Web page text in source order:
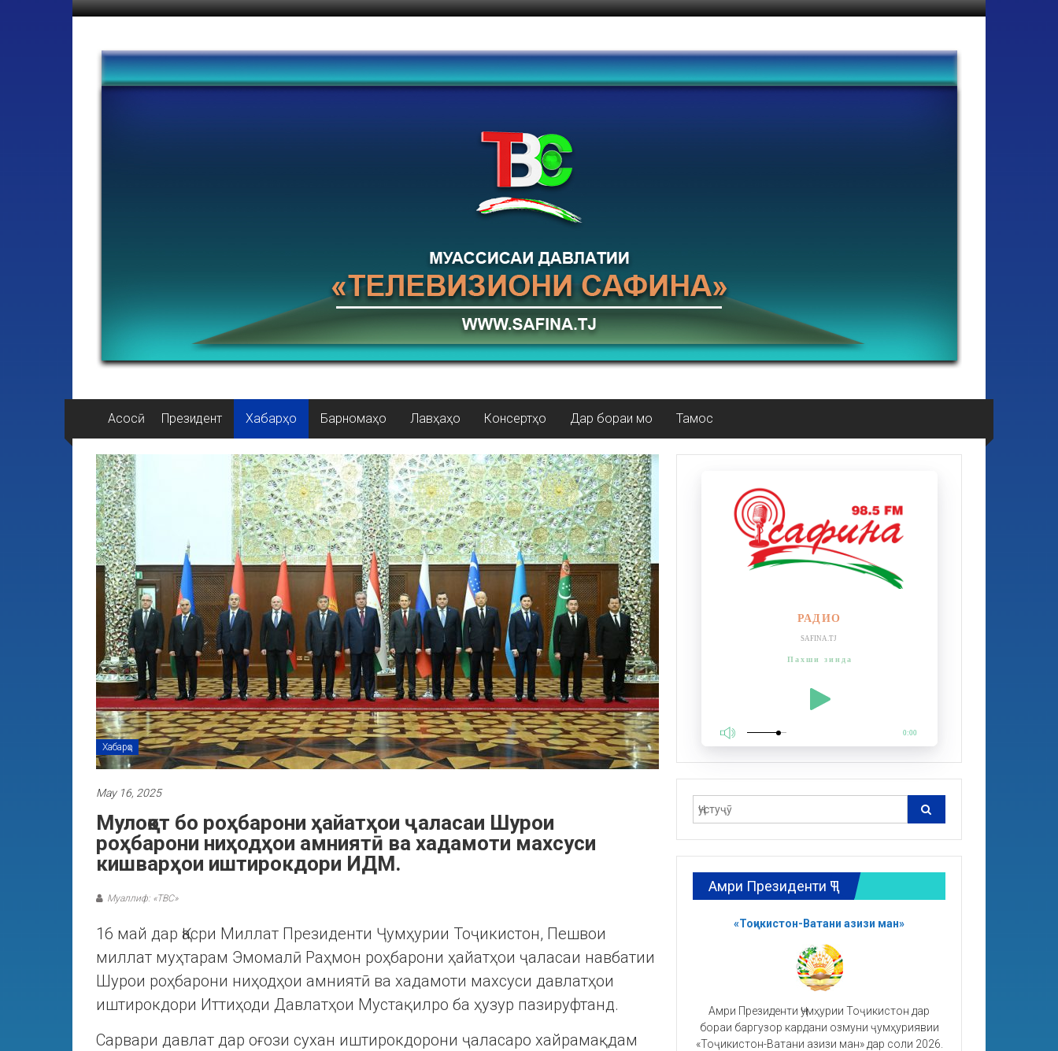
Асосӣ Президент Хабарҳо Барномаҳо Лавҳаҳо Консертҳо Дар бораи мо Тамос
Хабарҳо
May 16, 2025
Мулоқот бо роҳбарони ҳайатҳои ҷаласаи Шурои
роҳбарони ниҳодҳои амниятӣ ва хадамоти махсуси
кишварҳои иштирокдори ИДМ.
Муаллиф: «ТВС»
16 май дар Қасри Миллат Президенти Ҷумҳурии Тоҷикистон, Пешвои
миллат муҳтарам Эмомалӣ Раҳмон роҳбарони ҳайатҳои ҷаласаи навбатии
Шурои роҳбарони ниҳодҳои амниятӣ ва хадамоти махсуси давлатҳои
иштирокдори Иттиҳоди Давлатҳои Мустақилро ба ҳузур пазируфтанд.
Сарвари давлат дар оғози сухан иштирокдорони ҷаласаро хайрамақдам
РАДИО
SAFINA.TJ
Пахши зинда
0:00
Амри Президенти ҶТ
«Тоҷикистон-Ватани азизи ман»
Амри Президенти Ҷумҳурии Тоҷикистон дар
бораи баргузор кардани озмуни ҷумҳуриявии
«Тоҷикистон-Ватани азизи ман» дар соли 2026.